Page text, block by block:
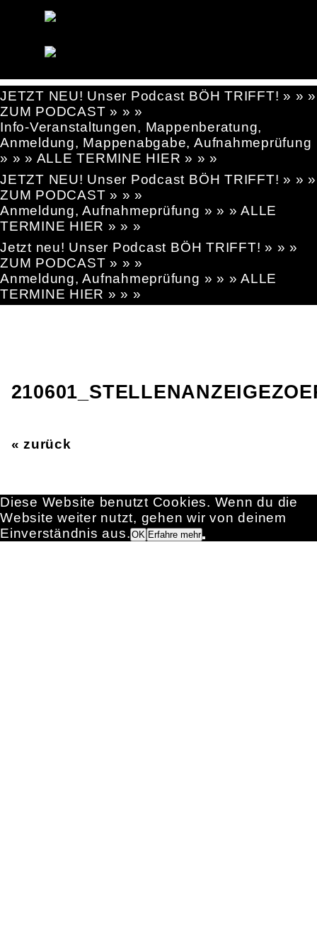
JETZT NEU! Unser Podcast BÖH TRIFFT! » » »
ZUM PODCAST » » »
Info-Veranstaltungen, Mappenberatung,
Anmeldung, Mappenabgabe, Aufnahmeprüfung
» » » ALLE TERMINE HIER » » »
JETZT NEU! Unser Podcast BÖH TRIFFT! » » »
ZUM PODCAST » » »
Anmeldung, Aufnahmeprüfung » » » ALLE
TERMINE HIER » » »
Jetzt neu! Unser Podcast BÖH TRIFFT! » » »
ZUM PODCAST » » »
Anmeldung, Aufnahmeprüfung » » » ALLE
TERMINE HIER » » »
« zurück
Diese Website benutzt Cookies. Wenn du die
Website weiter nutzt, gehen wir von deinem
Einverständnis aus.OK Erfahre mehr